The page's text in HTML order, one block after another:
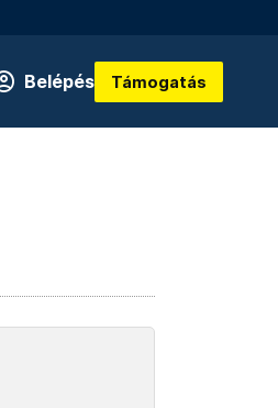
Belépés Támogatás